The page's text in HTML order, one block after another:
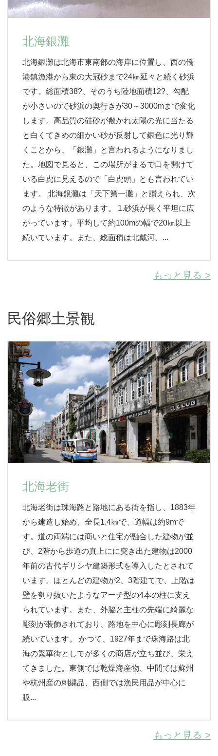
北海銀灘
北海銀灘は北海市東南部の海岸に位置し、西の僑
港鎮漁港から東の大冠砂まで24㎞延々と続く砂浜
です。総面積38?、そのうち陸地面積12?、勾配
が小さいので砂浜の奥行きが30～3000mまで変化
します。高品質の硅砂が敷かれ太陽の光に当たる
と白くてきめの細かい砂が反射して銀色に光り輝
くことから、「銀灘」と言われるようになりまし
た。地図で見ると、この場所がまるで口を開けて
いる白虎に見えるので「白虎頭」とも言われてい
ます。 北海銀灘は「天下第一灘」と讃えられ、次
のような特徴があります。 1.砂浜が長く平坦に広
がっています。平均して約100mの幅で20㎞以上
続いています。また、総面積は北戴河、...
もっと見る >
民俗郷土景観
北海老街
北海老街は珠海路と路地にある街を指し、1883年
から建造し始め、全長1.4㎞で、道幅は約9mで
す。道の両端には商いと住宅が融合した建物が並
び、2階から歩道の真上にに突き出た建物は2000
年前の古代ギリシヤ建築形式を導入したとされて
います。ほとんどの建物が2、3階建てで、上階は
壁を刳り抜いたようなアーチ型の4本の柱に支え
られています。また、外脇と主柱の先端に綺麗な
彫刻が装飾されており、路地を中心に彫刻長廊が
続いています。 かつて、1927年まで珠海路は北
海の繁華街としてが多くの商店が立ち並び、栄え
てきました。東側では乾燥海産物、中間では蘇州
や杭州産の刺繍品、西側では漁民用品が中心に
販...
もっと見る >